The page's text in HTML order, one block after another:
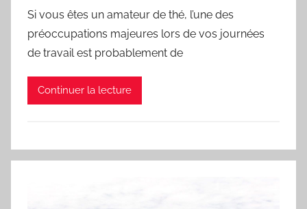
Si vous êtes un amateur de thé, l’une des
préoccupations majeures lors de vos journées
de travail est probablement de
Continuer la lecture